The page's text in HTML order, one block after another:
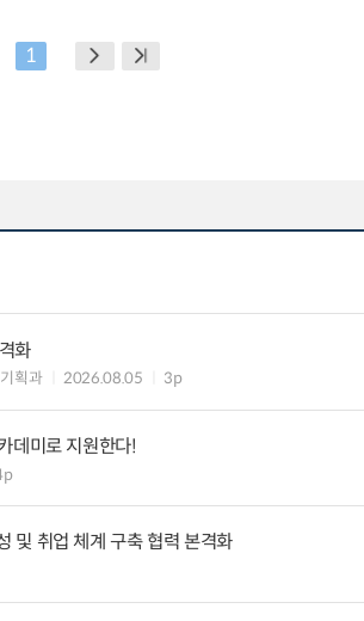
1
화
획과 2026.08.05 3p
데미로 지원한다!
및 취업 체계 구축 협력 본격화